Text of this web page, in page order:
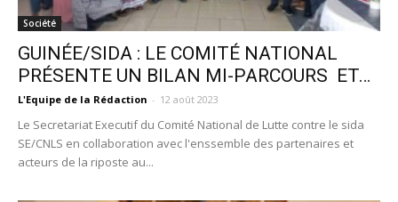
Société
GUINÉE/SIDA : LE COMITÉ NATIONAL
PRÉSENTE UN BILAN MI-PARCOURS ET…
L'Equipe de la Rédaction - 12 août 2023
Le Secretariat Executif du Comité National de Lutte contre le sida
SE/CNLS en collaboration avec l'enssemble des partenaires et
acteurs de la riposte au...